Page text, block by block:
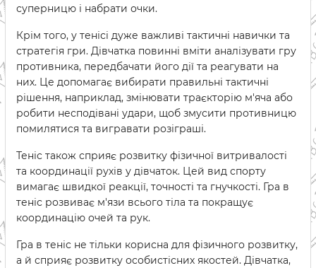
суперницю і набрати очки.
Крім того, у тенісі дуже важливі тактичні навички та
стратегія гри. Дівчатка повинні вміти аналізувати гру
противника, передбачати його дії та реагувати на
них. Це допомагає вибирати правильні тактичні
рішення, наприклад, змінювати траєкторію м'яча або
робити несподівані удари, щоб змусити противницю
помилятися та вигравати розіграші.
Теніс також сприяє розвитку фізичної витривалості
та координації рухів у дівчаток. Цей вид спорту
вимагає швидкої реакції, точності та гнучкості. Гра в
теніс розвиває м'язи всього тіла та покращує
координацію очей та рук.
Гра в теніс не тільки корисна для фізичного розвитку,
а й сприяє розвитку особистісних якостей. Дівчатка,